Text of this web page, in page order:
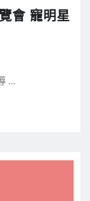
會 寵明星
…